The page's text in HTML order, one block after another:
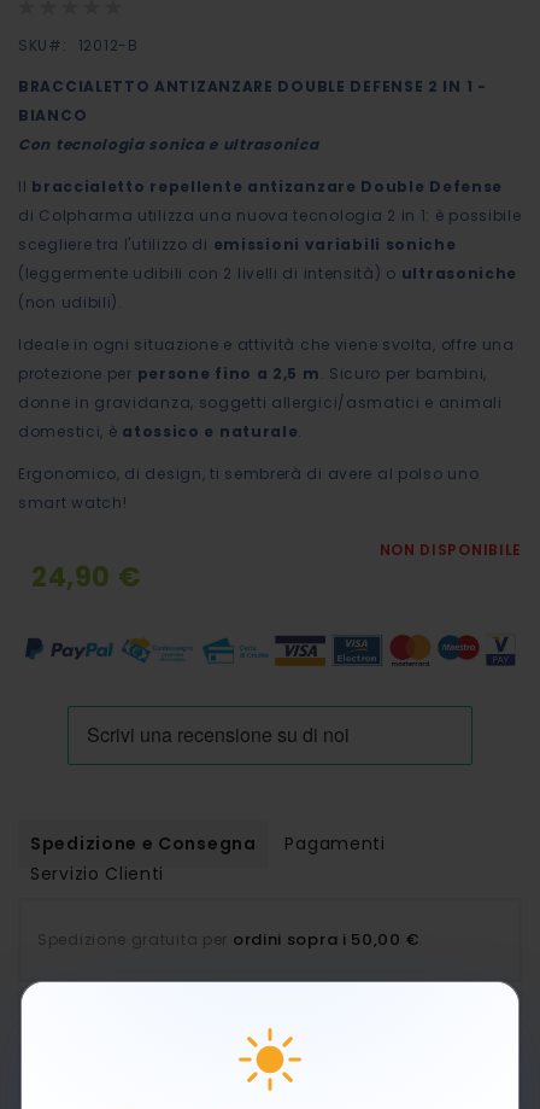
Spedizione e Consegna
Pagamenti
Servizio Clienti
Spedizione gratuita per ordini sopra i 50,00 €
PAUSA ESTIVA: LE SPEDIZIONI RIPRENDERANNO A
PARTIRE DA LUNEDÌ 24 AGOSTO
SKU
12012-B
BRACCIALETTO ANTIZANZARE DOUBLE DEFENSE 2 IN 1 -
BIANCO
Con tecnologia sonica e ultrasonica
Il braccialetto repellente antizanzare Double Defense
di Colpharma utilizza una nuova tecnologia 2 in 1: è possibile
scegliere tra l'utilizzo di emissioni variabili soniche
(leggermente udibili con 2 livelli di intensità) o ultrasoniche
(non udibili).
Ideale in ogni situazione e attività che viene svolta, offre una
protezione per persone fino a 2,5 m. Sicuro per bambini,
donne in gravidanza, soggetti allergici/asmatici e animali
domestici, è atossico e naturale.
Ergonomico, di design, ti sembrerà di avere al polso uno
smart watch!
NON DISPONIBILE
24,90 €